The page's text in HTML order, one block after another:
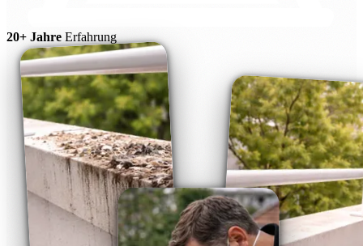
20+ Jahre Erfahrung